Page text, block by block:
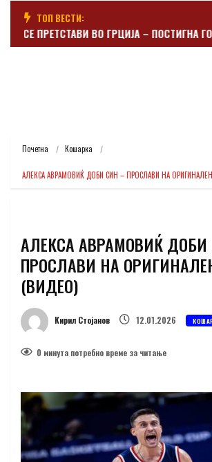
ТОП ВЕСТИ:
СЕ ПРЕТСТАВИ ВО ГРЦИЈА – ПОСТИГНА
Почетна Кошарка
АЛЕКСА АВРАМОВИЌ ДОБИ СИН – ПРОСЛАВИ НА
АЛЕКСА АВРАМОВИЌ
ПРОСЛАВИ НА
(ВИДЕО)
Кирил Стојанов 12.01.2026
0 минутa потребно време за читање